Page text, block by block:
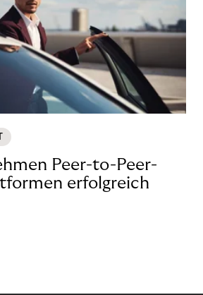
Peer-to-Peer-
erfolgreich